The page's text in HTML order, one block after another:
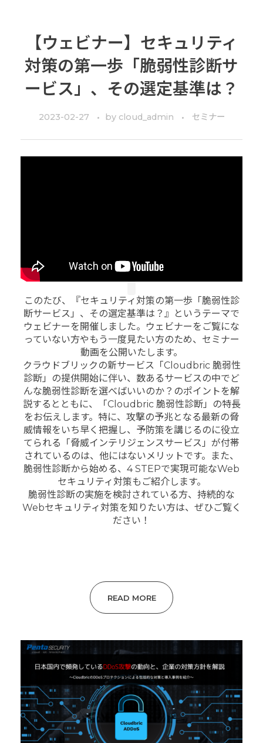
【ウェビナー】セキュリティ
対策の第一歩「脆弱性診断サ
ービス」、その選定基準は？
2023-02-27 by cloud_admin セミナー
このたび、『セキュリティ対策の第一歩「脆弱性診
断サービス」、その選定基準は？』というテーマで
ウェビナーを開催しました。ウェビナーをご覧にな
っていない方やもう一度見たい方のため、セミナー
動画を公開いたします。
クラウドブリックの新サービス「Cloudbric 脆弱性
診断」の提供開始に伴い、数あるサービスの中でど
んな脆弱性診断を選べばいいのか？のポイントを解
説するとともに、「Cloudbric 脆弱性診断」の特長
をお伝えします。特に、攻撃の予兆となる最新の脅
威情報をいち早く把握し、予防策を講じるのに役立
てられる「脅威インテリジェンスサービス」が付帯
されているのは、他にはないメリットです。また、
脆弱性診断から始める、4 STEPで実現可能なWeb
セキュリティ対策もご紹介します。
脆弱性診断の実施を検討されている方、持続的な
Webセキュリティ対策を知りたい方は、ぜひご覧く
ださい！
READ MORE